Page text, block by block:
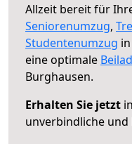
Allzeit bereit für
Seniorenumzug,
Studentenumzug
eine optimale
Burghausen.
Erhalten Sie jetzt
unverbindliche